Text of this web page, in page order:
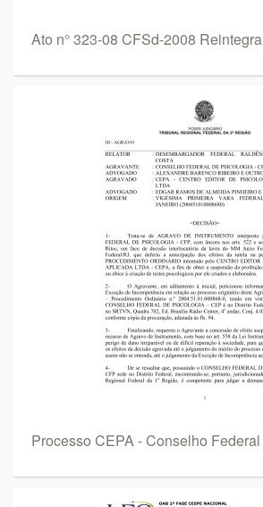
Ato n° 323-08 CFSd-2008
Processo CEPA - Conselho